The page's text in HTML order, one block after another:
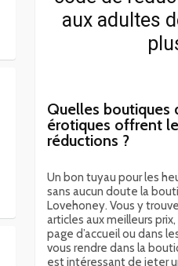
aux adultes
Quelles boutiques
érotiques offrent
réductions ?
Un bon tuyau pour les
sans aucun doute la
Lovehoney. Vous y
articles aux meilleurs
page d’accueil ou dans
vous rendre dans la
est intéressant de jeter